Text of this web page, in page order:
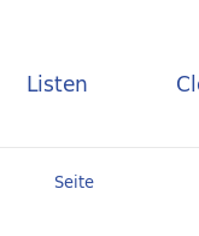
Listen
Seite